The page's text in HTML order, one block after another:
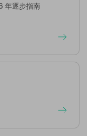
年逐步指南